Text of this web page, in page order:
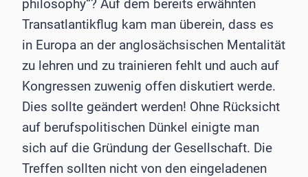
philosophy“? Auf dem bereits erwähnten
Transatlantikflug kam man überein, dass es
in Europa an der anglosächsischen Mentalität
zu lehren und zu trainieren fehlt und auch auf
Kongressen zuwenig offen diskutiert werde.
Dies sollte geändert werden! Ohne Rücksicht
auf berufspolitischen Dünkel einigte man
sich auf die Gründung der Gesellschaft. Die
Treffen sollten nicht von den eingeladenen